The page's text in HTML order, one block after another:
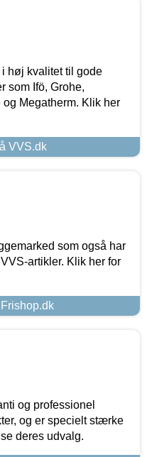
høj kvalitet til gode
som Ifö, Grohe,
Megatherm. Klik her
VVS.dk
som også har
artikler. Klik her for
og professionel
og er specielt stærke
deres udvalg.